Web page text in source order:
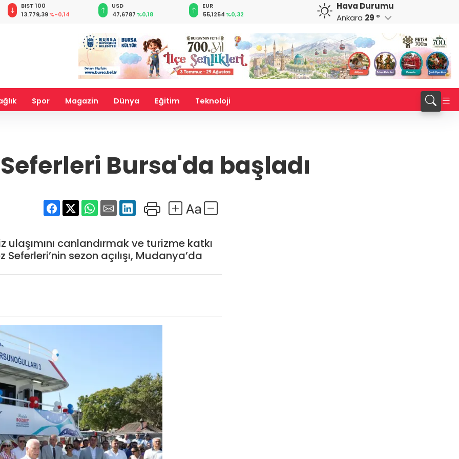
BIST 100
13.779,39%-0,14
USD
47,6787 %0,18
EUR
55,1254 %0,32
64,3468%0,38
CHF
59,0083
Hava Durumu
Ankara 29 °
Spor Magazin Dünya Eğitim Teknoloji
Bursa'da başladı
canlandırmak ve turizme katkı
sezon açılışı, Mudanya’da